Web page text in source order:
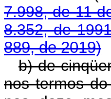
7.998, de 11
8.352, de
889, de 2019)
b) de
nos termos